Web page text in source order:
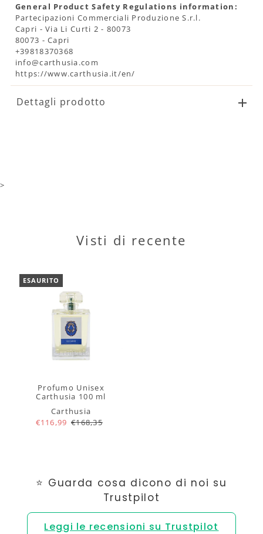
General Product Safety Regulations information:
Partecipazioni Commerciali Produzione S.r.l.
Capri - Via Li Curti 2 - 80073
80073 - Capri
+39818370368
info@carthusia.com
https://www.carthusia.it/en/
Dettagli prodotto
>
Visti di recente
ESAURITO
Profumo Unisex
Carthusia 100 ml
Carthusia
€116,99 €168,35
⭐ Guarda cosa dicono di noi su
Trustpilot
Leggi le recensioni su Trustpilot